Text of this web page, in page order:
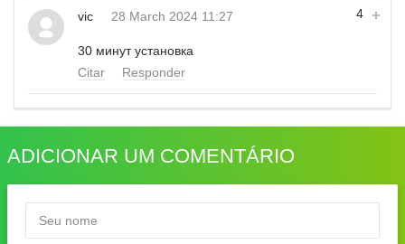
4
vic 28 March 2024 11:27
30 минут установка
Citar
Responder
ADICIONAR UM COMENTÁRIO